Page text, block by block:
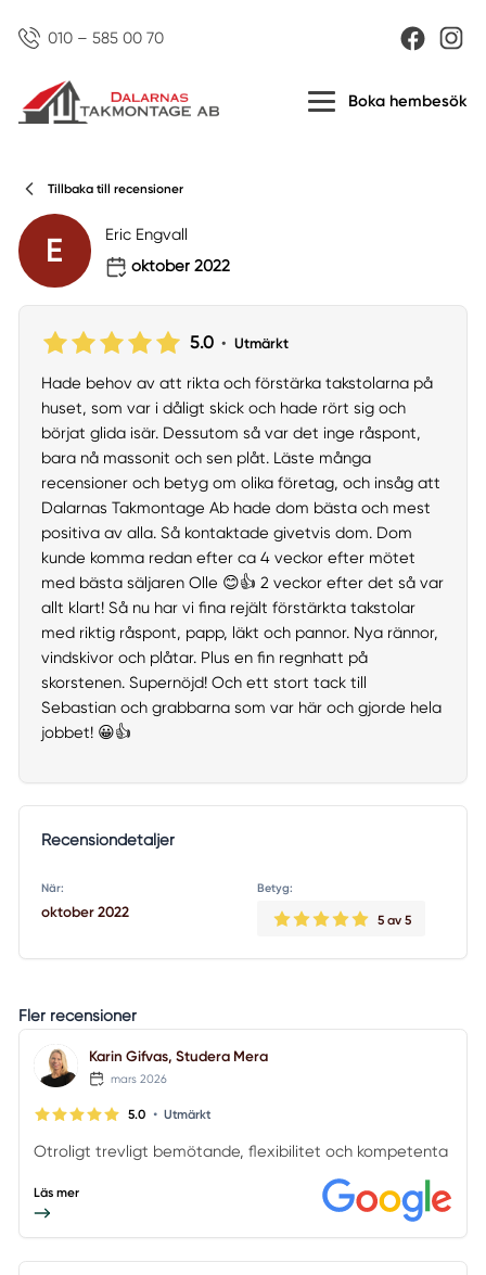
010 – 585 00 70
Boka hembesök
Tillbaka till recensioner
E
Eric Engvall
oktober 2022
5.0 • Utmärkt
Hade behov av att rikta och förstärka takstolarna på
huset, som var i dåligt skick och hade rört sig och
börjat glida isär. Dessutom så var det inge råspont,
bara nå massonit och sen plåt. Läste många
recensioner och betyg om olika företag, och insåg att
Dalarnas Takmontage Ab hade dom bästa och mest
positiva av alla. Så kontaktade givetvis dom. Dom
kunde komma redan efter ca 4 veckor efter mötet
med bästa säljaren Olle 😊👍 2 veckor efter det så var
allt klart! Så nu har vi fina rejält förstärkta takstolar
med riktig råspont, papp, läkt och pannor. Nya rännor,
vindskivor och plåtar. Plus en fin regnhatt på
skorstenen. Supernöjd! Och ett stort tack till
Sebastian och grabbarna som var här och gjorde hela
jobbet! 😀👍
Recensiondetaljer
När:
oktober 2022
Betyg:
5 av 5
Fler recensioner
Karin Gifvas, Studera Mera
mars 2026
5.0 • Utmärkt
Otroligt trevligt bemötande, flexibilitet och kompetenta
Läs mer